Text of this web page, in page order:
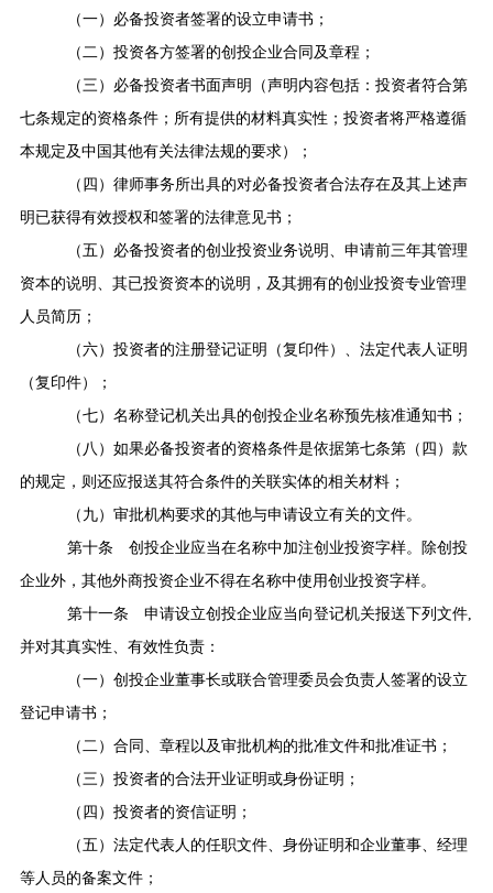
（一）必备投资者签署的设立申请书；
（二）投资各方签署的创投企业合同及章程；
（三）必备投资者书面声明（声明内容包括：投资者符合第
七条规定的资格条件；所有提供的材料真实性；投资者将严格遵循
本规定及中国其他有关法律法规的要求）；
（四）律师事务所出具的对必备投资者合法存在及其上述声
明已获得有效授权和签署的法律意见书；
（五）必备投资者的创业投资业务说明、申请前三年其管理
资本的说明、其已投资资本的说明，及其拥有的创业投资专业管理
人员简历；
（六）投资者的注册登记证明（复印件）、法定代表人证明
（复印件）；
（七）名称登记机关出具的创投企业名称预先核准通知书；
（八）如果必备投资者的资格条件是依据第七条第（四）款
的规定，则还应报送其符合条件的关联实体的相关材料；
（九）审批机构要求的其他与申请设立有关的文件。
第十条 创投企业应当在名称中加注创业投资字样。除创投
企业外，其他外商投资企业不得在名称中使用创业投资字样。
第十一条 申请设立创投企业应当向登记机关报送下列文件,
并对其真实性、有效性负责：
（一）创投企业董事长或联合管理委员会负责人签署的设立
登记申请书；
（二）合同、章程以及审批机构的批准文件和批准证书；
（三）投资者的合法开业证明或身份证明；
（四）投资者的资信证明；
（五）法定代表人的任职文件、身份证明和企业董事、经理
等人员的备案文件；